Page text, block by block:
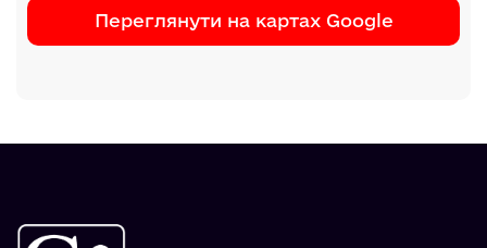
Переглянути на картах Google